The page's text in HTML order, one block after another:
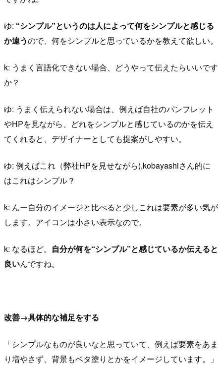
ゆ: “シンプル”というのは人によって何をシンプルと感じる
か違うので、何をシンプルと思っているかを教えて欲しい。
k: うまく言語化できない場合、どうやって伝えたらいいです
か？
ゆ: うまく伝えられない場合は、例えば自社のパンフレット
やHPを見ながら、どれをシンプルと感じているのかを伝え
てくれると、デザイナーとしても提案がしやすい。
ゆ: 例えばこれ（弊社HPを見せながら),kobayashiさん的に
はこれはシンプル？
k: んー自分のイメージと比べると少しこれは要素が多い気が
します。アイコンは小さい表示なので。
k: なるほど。 自分が何を“シンプル”と感じているか伝えると
良いんですね。
改善→具体的な補足をする
「シンプルなものが良いなと思っていて、例えば要素をあま
り増やさず、背景もベタ塗りとかをイメージしています。」